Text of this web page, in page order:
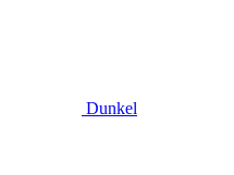
Dunkel